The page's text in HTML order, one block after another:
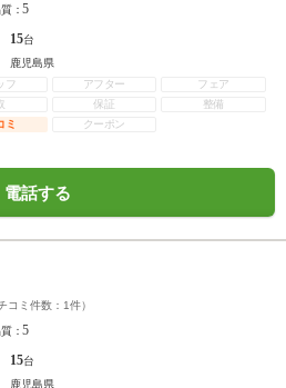
：5
15台
鹿児島県
フ
アフター
フェア
保証
整備
ミ
クーポン
電話する
コミ件数： 1件）
：5
15台
鹿児島県